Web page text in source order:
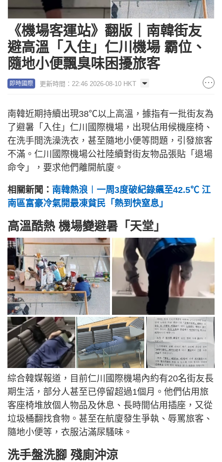
《機場客運站》翻版｜南韓街友
避高溫「入住」仁川機場 霸位、
隨地小便飄臭味困擾旅客
即時國際 更新時間：22:46 2026-08-10 HKT
南韓近期持續出現38℃以上高溫，據指有一批街友為
了避暑「入住」仁川國際機場，出現佔用候機座椅、
在洗手間洗澡洗衣，甚至隨地小便等問題，引發旅客
不滿。仁川國際機場公社陸續對街友物品張貼「退場
命令」，要求他們離開航廈。
相關新聞： 南韓熱浪︱一周3度破紀錄飆至42.5℃ 江
南區富豪冷氣開最凍貧民「熱到快窒息」
高溫酷熱 機場變避暑「天堂」
綜合韓媒報道，目前仁川國際機場內約有20名街友長
期生活，部分人甚至已停留超過1個月。他們佔用旅
客座椅堆放個人物品及休息、長時間佔用插座，又從
垃圾桶翻找食物。甚至在航廈發生爭執、辱罵旅客、
隨地小便等，衣服沾滿尿騷味。
洗手盤洗腳 殘廁沖涼